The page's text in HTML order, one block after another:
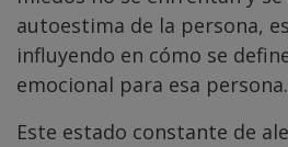
autoestima de la persona,
influyendo en cómo se
emocional para esa persona.
Este estado constante de